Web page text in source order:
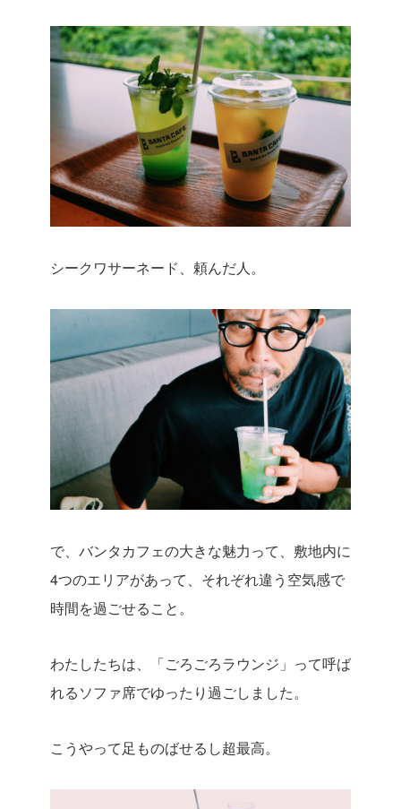
シークワサーネード、頼んだ人。
で、バンタカフェの大きな魅力って、敷地内に
4つのエリアがあって、それぞれ違う空気感で
時間を過ごせること。
わたしたちは、「ごろごろラウンジ」って呼ば
れるソファ席でゆったり過ごしました。
こうやって足ものばせるし超最高。